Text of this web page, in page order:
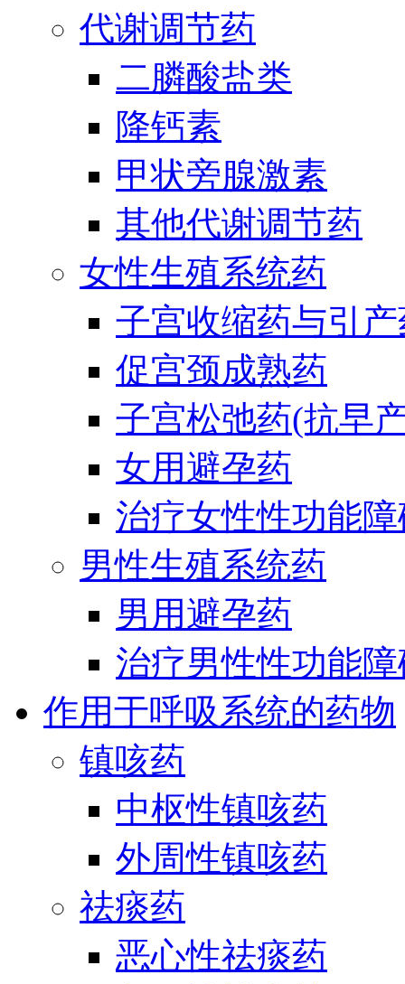
代谢调节药
二膦酸盐类
降钙素
甲状旁腺激素
其他代谢调节药
女性生殖系统药
子宫收缩药与引
促宫颈成熟药
子宫松弛药(抗早
女用避孕药
治疗女性性功能
男性生殖系统药
男用避孕药
治疗男性性功能
作用于呼吸系统的药物
镇咳药
中枢性镇咳药
外周性镇咳药
祛痰药
恶心性祛痰药